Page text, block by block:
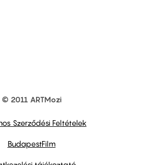
© 2011 ARTMozi
Szerződési Feltételek
BudapestFilm